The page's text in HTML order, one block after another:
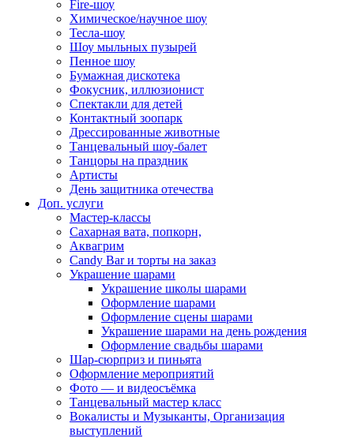
Fire-шоу
Химическое/научное шоу
Тесла-шоу
Шоу мыльных пузырей
Пенное шоу
Бумажная дискотека
Фокусник, иллюзионист
Спектакли для детей
Контактный зоопарк
Дрессированные животные
Танцевальный шоу-балет
Танцоры на праздник
Артисты
День защитника отечества
Доп. услуги
Мастер-классы
Сахарная вата, попкорн,
Аквагрим
Candy Bar и торты на заказ
Украшение шарами
Украшение школы шарами
Оформление шарами
Оформление сцены шарами
Украшение шарами на день рождения
Оформление свадьбы шарами
Шар-сюрприз и пиньята
Оформление мероприятий
Фото — и видеосъёмка
Танцевальный мастер класс
Вокалисты и Музыканты, Организация
выступлений